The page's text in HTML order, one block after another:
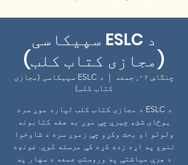
د ESLC سپیکاسی
(مجازی کتاب کلب)
چنگاښ ۰۶, جمعه
  |
د ESLC سپیکاسی (مجازی
کتاب کلب)
د ESLC د مجازی کتاب کلب لپاره موږ سره
یوځای شئ، چیرې چې موږ به هغه کتابونه
ولولو او بحث وکړو چې زموږ سره د شاوخوا
تنوع په اړه زده کړه کې مرسته کوي. غونډه
د هرې میاشتې په وروستۍ جمعه د سهار په